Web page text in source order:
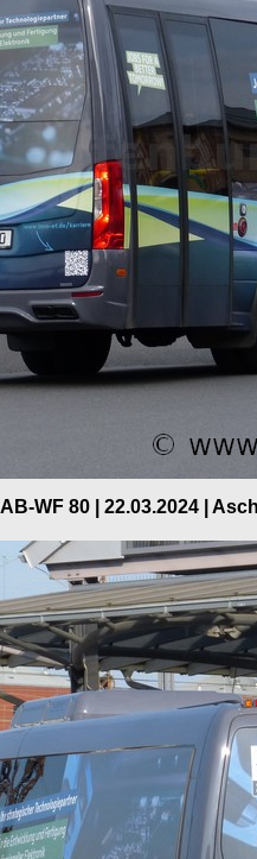
AB-WF 80 | 22.03.2024 |